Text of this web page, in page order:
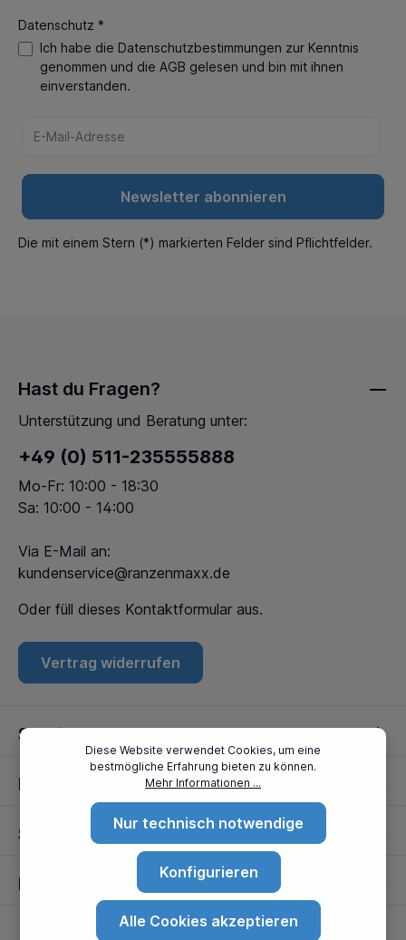
Datenschutz *
Ich habe die Datenschutzbestimmungen zur Kenntnis
genommen und die AGB gelesen und bin mit ihnen
einverstanden.
Newsletter abonnieren
Die mit einem Stern (*) markierten Felder sind Pflichtfelder.
Partner
Standorte
Hast du Fragen?
Unterstützung und Beratung unter:
+49 (0) 511-235555888
Mo-Fr: 10:00 - 18:30
Sa: 10:00 - 14:00
Via E-Mail an:
kundenservice@ranzenmaxx.de
Oder füll dieses Kontaktformular aus.
Vertrag widerrufen
Service
Informationen
Diese Website verwendet Cookies, um eine
bestmögliche Erfahrung bieten zu können.
Mehr Informationen ...
Nur technisch notwendige
Konfigurieren
Alle Cookies akzeptieren